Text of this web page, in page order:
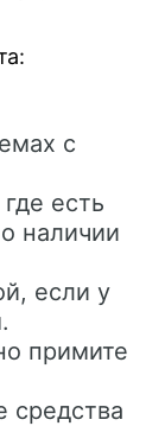
с
есть
наличии
если у
примите
средства